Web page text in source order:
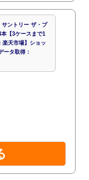
サントリー ザ・プ
【3ケースまで1
天市場】ショッ
ータ取得：